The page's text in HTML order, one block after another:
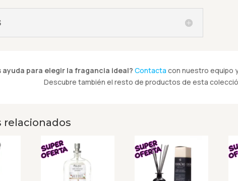
ayuda para elegir la fragancia ideal? Contacta con nuestro equipo
Descubre también el resto de productos de esta
relacionados